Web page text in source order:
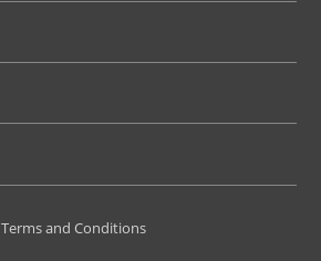
Terms and Conditions